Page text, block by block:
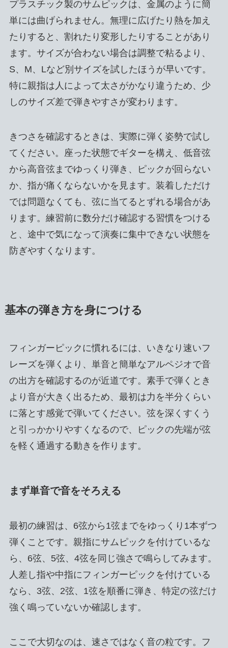
プラスチック製のサムピックは、金属のように簡
単には曲げられません。無理に広げたり熱を加え
たりすると、割れたり変形したりすることがあり
ます。サイズが合わない場合は調整で粘るより、
S、M、Lなど別サイズを試したほうが早いです。
特に親指は人によって太さがかなり違うため、少
しのサイズ差で弾きやすさが変わります。
きつさを確認するときは、実際に弾く姿勢で試し
てください。座った状態でギターを構え、低音弦
から高音弦までゆっくり弾き、ピックが回らない
か、指が痛くならないかを見ます。装着しただけ
では問題なくても、弦に当てるとずれる場合があ
ります。練習前に数分だけ確認する習慣をつける
と、途中で気になって演奏に集中できない状態を
防ぎやすくなります。
基本の弾き方を身につける
フィンガーピックに慣れるには、いきなり速いフ
レーズを弾くより、単音と簡単なアルペジオで音
の出方を確認するのが近道です。素手で弾くとき
より音が大きく出るため、最初は力を半分くらい
に落とす感覚で弾いてください。弦を深くすくう
と引っかかりやすくなるので、ピックの先端が弦
を軽く通過する動きを作ります。
まず単音で音をそろえる
最初の練習は、6弦から1弦までをゆっくり1本ずつ
弾くことです。親指にサムピックを付けているな
ら、6弦、5弦、4弦を同じ強さで鳴らしてみます。
人差し指や中指にフィンガーピックを付けている
なら、3弦、2弦、1弦を順番に弾き、特定の弦だけ
強く鳴っていないか確認します。
ここで大切なのは、速さではなく音の粒です。フ